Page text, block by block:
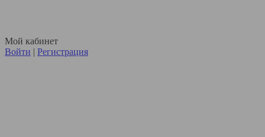
Мой кабинет
Войти | Регистрация